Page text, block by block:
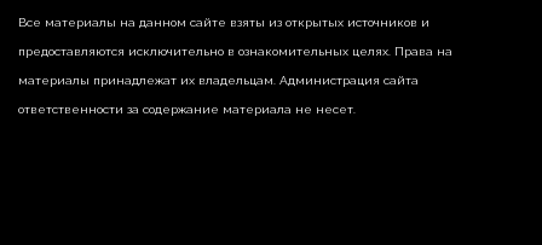
Все материалы на данном сайте взяты из открытых источников и
предоставляются исключительно в ознакомительных целях. Права на
материалы принадлежат их владельцам. Администрация сайта
ответственности за содержание материала не несет.